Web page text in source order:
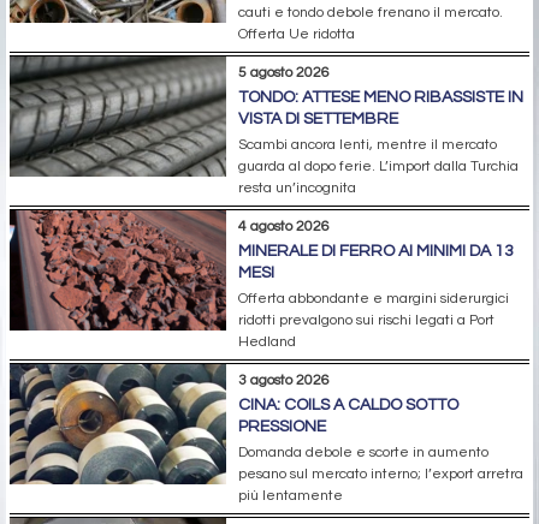
cauti e tondo debole frenano il mercato.
Offerta Ue ridotta
5 agosto 2026
TONDO: ATTESE MENO RIBASSISTE IN
VISTA DI SETTEMBRE
Scambi ancora lenti, mentre il mercato
guarda al dopo ferie. L’import dalla Turchia
resta un’incognita
4 agosto 2026
MINERALE DI FERRO AI MINIMI DA 13
MESI
Offerta abbondante e margini siderurgici
ridotti prevalgono sui rischi legati a Port
Hedland
3 agosto 2026
CINA: COILS A CALDO SOTTO
PRESSIONE
Domanda debole e scorte in aumento
pesano sul mercato interno; l’export arretra
più lentamente